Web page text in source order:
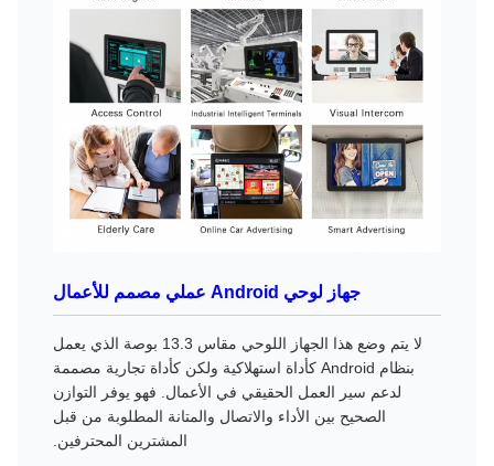
جهاز لوحي Android عملي مصمم للأعمال
لا يتم وضع هذا الجهاز اللوحي مقاس 13.3 بوصة الذي يعمل
بنظام Android كأداة استهلاكية ولكن كأداة تجارية مصممة
لدعم سير العمل الحقيقي في الأعمال. فهو يوفر التوازن
الصحيح بين الأداء والاتصال والمتانة المطلوبة من قبل
المشترين المحترفين.